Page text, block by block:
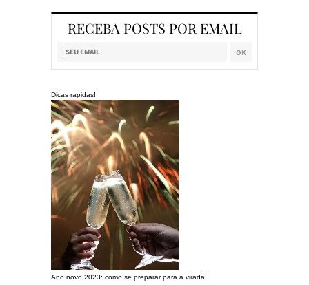
RECEBA POSTS POR EMAIL
Dicas rápidas!
Ano novo 2023: como se preparar para a virada!